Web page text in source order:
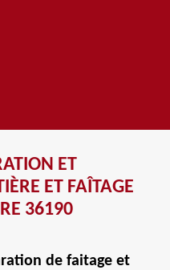
ET
ET FAÎTAGE
36190
de faitage et